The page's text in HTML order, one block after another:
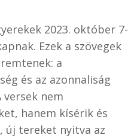
2023. október 7-
Ezek a szövegek
a
és az azonnaliság
versek nem
hanem kísérik és
új tereket nyitva az